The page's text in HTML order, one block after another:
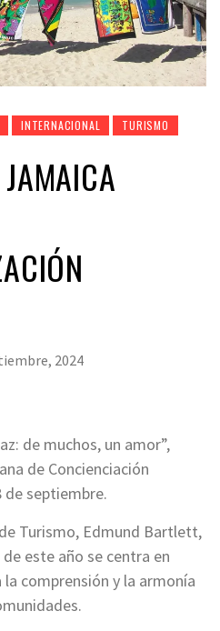
INTERNACIONAL TURISMO
2024
de muchos, un amor”,
de Concienciación
de septiembre.
Turismo, Edmund Bartlett,
este año se centra en
comprensión y la armonía